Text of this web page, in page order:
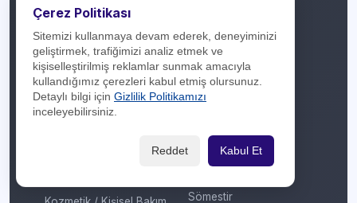
Havayolu / Havalimanı
Isıtma / Soğutma
İletişim Operatörü
Kafe / Restoran / Fast
Otomatik Ödeme
Öğretmenler Günü
Puan
Ramazan
Sosyal Medya
Sömestir
Çerez Politikası
Sitemizi kullanmaya devam ederek, deneyiminizi
geliştirmek, trafiğimizi analiz etmek ve
kişiselleştirilmiş reklamlar sunmak amacıyla
kullandığımız çerezleri kabul etmiş olursunuz.
Detaylı bilgi için Gizlilik Politikamızı
inceleyebilirsiniz.
Reddet Kabul Et